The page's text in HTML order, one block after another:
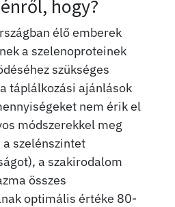
hogy?
élő emberek
a szelenoproteinek
szükséges
táplálkozási ajánlások
nem érik el
módszerekkel meg
szelénszintet
a szakirodalom
összes
optimális értéke 80-